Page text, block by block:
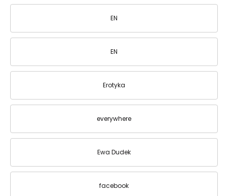
EN
EN
Erotyka
everywhere
Ewa Dudek
facebook